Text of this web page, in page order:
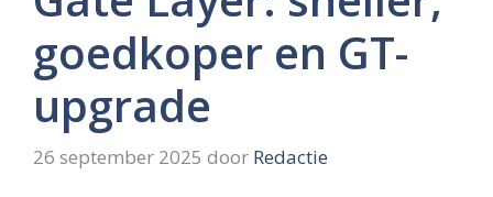
goedkoper en GT-
upgrade
26 september 2025 door Redactie